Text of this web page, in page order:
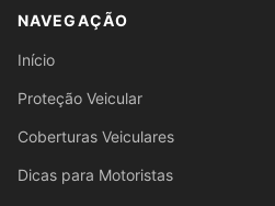
NAVEGAÇÃO
Início
Proteção Veicular
Coberturas Veiculares
Dicas para Motoristas